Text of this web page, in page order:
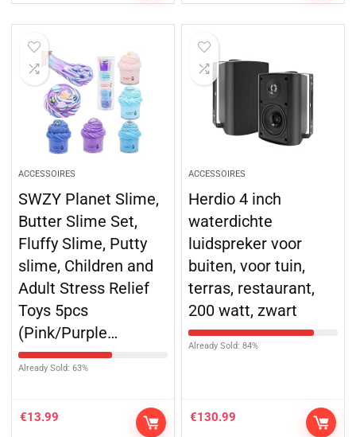
ACCESSOIRES
SWZY Planet Slime,
Butter Slime Set,
Fluffy Slime, Putty
slime, Children and
Adult Stress Relief
Toys 5pcs
(Pink/Purple…
Already Sold: 63%
€13.99
ACCESSOIRES
Herdio 4 inch
waterdichte
luidspreker voor
buiten, voor tuin,
terras, restaurant,
200 watt, zwart
Already Sold: 84%
€130.99